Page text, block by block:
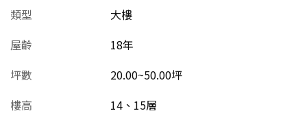
類型
大樓
屋齡
18年
坪數
20.00~50.00坪
樓高
14、15層